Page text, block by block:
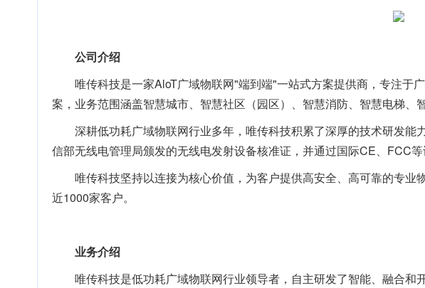
公司介绍
唯传科技是一家AloT广域物联网"端到端"一站式方案提供商，专注于
案，业务范围涵盖智慧城市、智慧社区（园区）、智慧消防、智慧电梯、
深耕低功耗广域物联网行业多年，唯传科技积累了深厚的技术研发
信部无线电管理局颁发的无线电发射设备核准证，并通过国际CE、FCC等
唯传科技坚持以连接为核心价值，为客户提供高安全、高可靠的专
近1000家客户。
业务介绍
唯传科技是低功耗广域物联网行业领导者，自主研发了智能、融合